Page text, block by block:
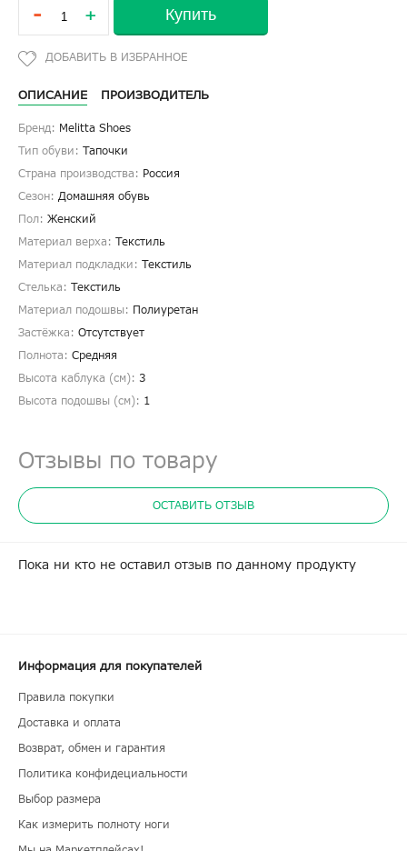
- + Купить
ОПИСАНИЕ ПРОИЗВОДИТЕЛЬ
Бренд: Melitta Shoes
Тип обуви: Тапочки
Страна производства: Россия
Сезон: Домашняя обувь
Пол: Женский
Материал верха: Текстиль
Материал подкладки: Текстиль
Стелька: Текстиль
Материал подошвы: Полиуретан
Застёжка: Отсутствует
Полнота: Средняя
Высота каблука (см): 3
Высота подошвы (см): 1
Отзывы по товару
ОСТАВИТЬ ОТЗЫВ
Пока ни кто не оставил отзыв по данному продукту
Информация для покупателей
Правила покупки
Доставка и оплата
Возврат, обмен и гарантия
Политика конфидециальности
Выбор размера
Как измерить полноту ноги